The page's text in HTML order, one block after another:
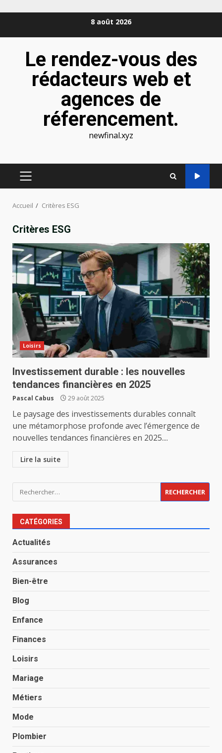
8 août 2026
Le rendez-vous des
rédacteurs web et
agences de
réferencement.
newfinal.xyz
MENU
Accueil Critères ESG
Critères ESG
Loisirs
Investissement durable : les nouvelles
tendances financières en 2025
Pascal Cabus 29 août 2025
Le paysage des investissements durables connaît
une métamorphose profonde avec l’émergence de
nouvelles tendances financières en 2025....
Lire la suite
Rechercher :
CATÉGORIES
Actualités
Assurances
Bien-être
Blog
Enfance
Finances
Loisirs
Mariage
Métiers
Mode
Plombier